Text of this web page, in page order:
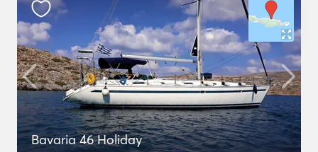
Bavaria 46 Holiday